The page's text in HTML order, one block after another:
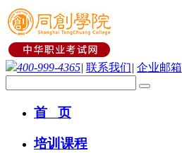
400-999-4365| 联系我们| 企业邮箱
首 页
培训课程